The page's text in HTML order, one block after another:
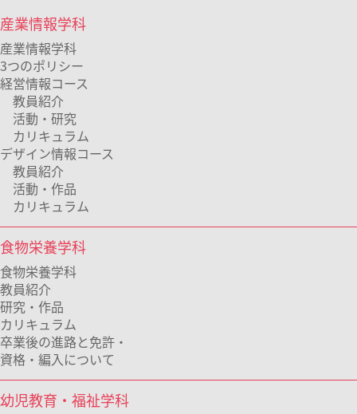
産業情報学科
産業情報学科
3つのポリシー
経営情報コース
教員紹介
活動・研究
カリキュラム
デザイン情報コース
教員紹介
活動・作品
カリキュラム
食物栄養学科
食物栄養学科
教員紹介
研究・作品
カリキュラム
卒業後の進路と免許・
資格・編入について
幼児教育・福祉学科